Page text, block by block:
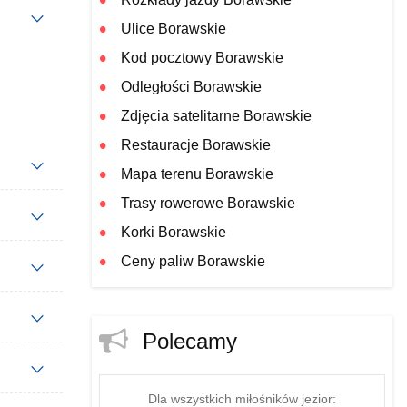
Ulice Borawskie
Kod pocztowy Borawskie
Odległości Borawskie
Zdjęcia satelitarne Borawskie
Restauracje Borawskie
Mapa terenu Borawskie
Trasy rowerowe Borawskie
Korki Borawskie
Ceny paliw Borawskie
Polecamy
Dla wszystkich miłośników jezior: